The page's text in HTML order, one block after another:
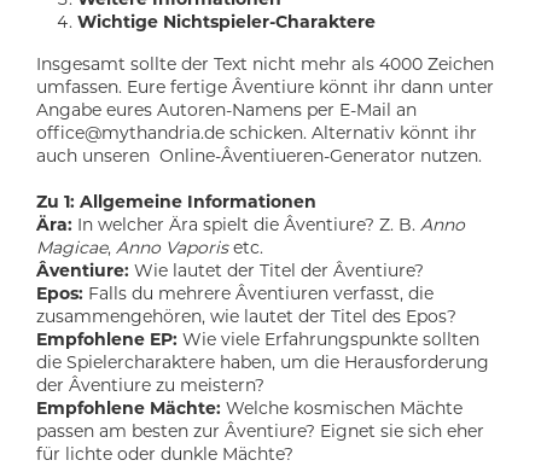
Wichtige Nichtspieler-Charaktere
Insgesamt sollte der Text nicht mehr als 4000 Zeichen
umfassen. Eure fertige Âventiure könnt ihr dann unter
Angabe eures Autoren-Namens per E-Mail an
office@mythandria.de schicken. Alternativ könnt ihr
auch unseren Online-Âventiueren-Generator nutzen.
Zu 1: Allgemeine Informationen
Ära: In welcher Ära spielt die Âventiure? Z. B. Anno
Magicae, Anno Vaporisetc.
Âventiure: Wie lautet der Titel der Âventiure?
Epos: Falls du mehrere Âventiuren verfasst, die
zusammengehören, wie lautet der Titel des Epos?
Empfohlene EP: Wie viele Erfahrungspunkte sollten
die Spielercharaktere haben, um die Herausforderung
der Âventiure zu meistern?
Empfohlene Mächte: Welche kosmischen Mächte
passen am besten zur Âventiure? Eignet sie sich eher
für lichte oder dunkle Mächte?